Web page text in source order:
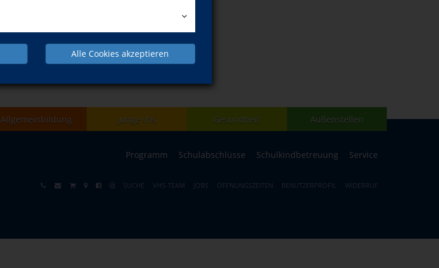
Alle Cookies akzeptieren
Allgemeinbildung junge vhs Gesundheit Außenstellen
Programm Schulabschlüsse Schulkindbetreuung Service
SUCHE VHS-TEAM JOBS ÖFFNUNGSZEITEN BENUTZERPROFIL WIDERRUF